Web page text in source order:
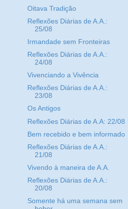
Oitava Tradição
Reflexões Diárias de A.A.:
25/08
Irmandade sem Fronteiras
Reflexões Diárias de A.A.:
24/08
Vivenciando a Vivência
Reflexões Diárias de A.A.:
23/08
Os Antigos
Reflexões Diárias de A.A: 22/08
Bem recebido e bem informado
Reflexões Diárias de A.A.:
21/08
Vivendo à maneira de A.A.
Reflexões Diárias de A.A.:
20/08
Somente há uma semana sem